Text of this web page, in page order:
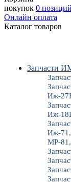
покупок 0 позиций
Онлайн оплата
Каталог товаров
Запчасти
Иж-
Иж-
Иж-
МР-